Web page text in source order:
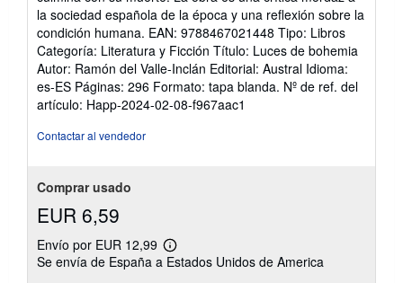
la sociedad española de la época y una reflexión sobre la
condición humana. EAN: 9788467021448 Tipo: Libros
Categoría: Literatura y Ficción Título: Luces de bohemia
Autor: Ramón del Valle-Inclán Editorial: Austral Idioma:
es-ES Páginas: 296 Formato: tapa blanda. Nº de ref. del
artículo: Happ-2024-02-08-f967aac1
Contactar al vendedor
Comprar usado
EUR 6,59
Envío por EUR 12,99
Más
información
Se envía de España a Estados Unidos de America